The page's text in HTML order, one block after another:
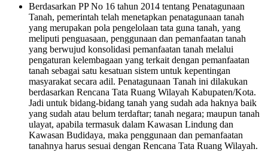
Berdasarkan PP No 16 tahun 2014 tentang Penatagunaan
Tanah, pemerintah telah menetapkan penatagunaan tanah
yang merupakan pola pengelolaan tata guna tanah, yang
meliputi penguasaan, penggunaan dan pemanfaatan tanah
yang berwujud konsolidasi pemanfaatan tanah melalui
pengaturan kelembagaan yang terkait dengan pemanfaatan
tanah sebagai satu kesatuan sistem untuk kepentingan
masyarakat secara adil. Penatagunaan Tanah ini dilakukan
berdasarkan Rencana Tata Ruang Wilayah Kabupaten/Kota.
Jadi untuk bidang-bidang tanah yang sudah ada haknya baik
yang sudah atau belum terdaftar; tanah negara; maupun tanah
ulayat, apabila termasuk dalam Kawasan Lindung dan
Kawasan Budidaya, maka penggunaan dan pemanfaatan
tanahnya harus sesuai dengan Rencana Tata Ruang Wilayah.